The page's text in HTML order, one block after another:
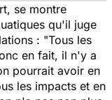
se montre
qu'il juge
: "Tous les
en fait, il n'y a
pourrait avoir en
les impacts et en